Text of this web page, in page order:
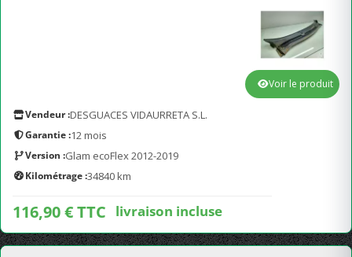
Vendeur :DESGUACES VIDAURRETA S.L.
Garantie :12 mois
Version :Glam ecoFlex 2012-2019
Kilométrage :34840 km
116,90 € TTC livraison incluse
Voir le produit